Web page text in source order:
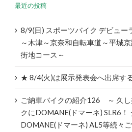
最近の投稿
8/9(日) スポーツバイク デビュ
～木津～京奈和自転車道～平城
街地コース～
★ 8/4(火)は展示発表会へ出席す
ご納車バイクの紹介126 ～ 久し
クにDOMANE(ドマーネ) SLR6！
DOMANE(ドマーネ) AL5等続々